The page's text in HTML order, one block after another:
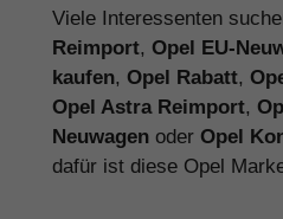
Viele Interessenten
Reimport, Opel EU-
kaufen, Opel Rabatt,
Opel Astra Reimport,
Neuwagen oder Opel
dafür ist diese Opel